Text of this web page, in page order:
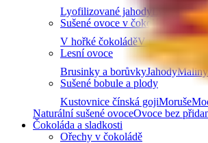
Lyofilizované jahody
Sušené ovoce v čokoládě
V hořké čokoláděV mléčné
Lesní ovoce
Brusinky a borůvkyJahodyMaliny
Sušené bobule a plody
Kustovnice čínská gojiMoruše
Naturální sušené ovoceOvoce bez
Čokoláda a sladkosti
Ořechy v čokoládě